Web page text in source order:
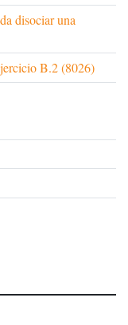
disociar una
B.2 (8026)